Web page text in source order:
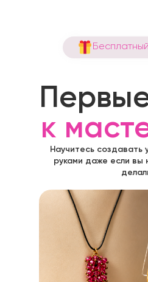
Научитесь создавать
руками даже если вы
к